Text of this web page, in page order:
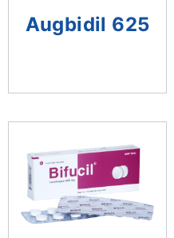
Augbidil 625